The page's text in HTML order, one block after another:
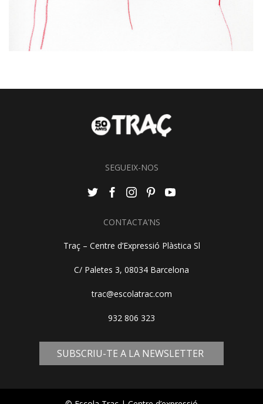
SEGUEIX-NOS
CONTACTA’NS
Traç – Centre d’Expressió Plàstica Sl
C/ Paletes 3, 08034 Barcelona
trac@escolatrac.com
932 806 323
SUBSCRIU-TE A LA NEWSLETTER